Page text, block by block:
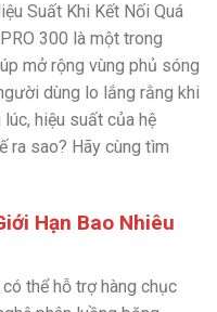
Suất Khi Kết Nối Quá
300 là một trong
mở rộng vùng phủ sóng
dùng lo lắng rằng khi
hiệu suất của hệ
ra sao? Hãy cùng tìm
Hạn Bao Nhiêu
thể hỗ trợ hàng chục